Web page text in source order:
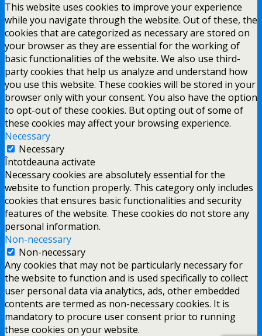
This website uses cookies to improve your experience
while you navigate through the website. Out of these, the
cookies that are categorized as necessary are stored on
your browser as they are essential for the working of
basic functionalities of the website. We also use third-
party cookies that help us analyze and understand how
you use this website. These cookies will be stored in your
browser only with your consent. You also have the option
to opt-out of these cookies. But opting out of some of
these cookies may affect your browsing experience.
Necessary
Necessary
Întotdeauna activate
Necessary cookies are absolutely essential for the
website to function properly. This category only includes
cookies that ensures basic functionalities and security
features of the website. These cookies do not store any
personal information.
Non-necessary
Non-necessary
Any cookies that may not be particularly necessary for
the website to function and is used specifically to collect
user personal data via analytics, ads, other embedded
contents are termed as non-necessary cookies. It is
mandatory to procure user consent prior to running
these cookies on your website.